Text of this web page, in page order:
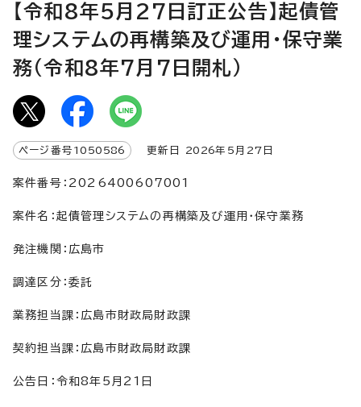
【令和8年5月27日訂正公告】起債管
理システムの再構築及び運用・保守業
務（令和8年7月7日開札）
ページ番号 1050586 更新日 2026年5月 27 日
案件番号：2026400607001
案件名：起債管理システムの再構築及び運用・保守業務
発注機関：広島市
調達区分：委託
業務担当課：広島市財政局財政課
契約担当課：広島市財政局財政課
公告日：令和8年5月21日